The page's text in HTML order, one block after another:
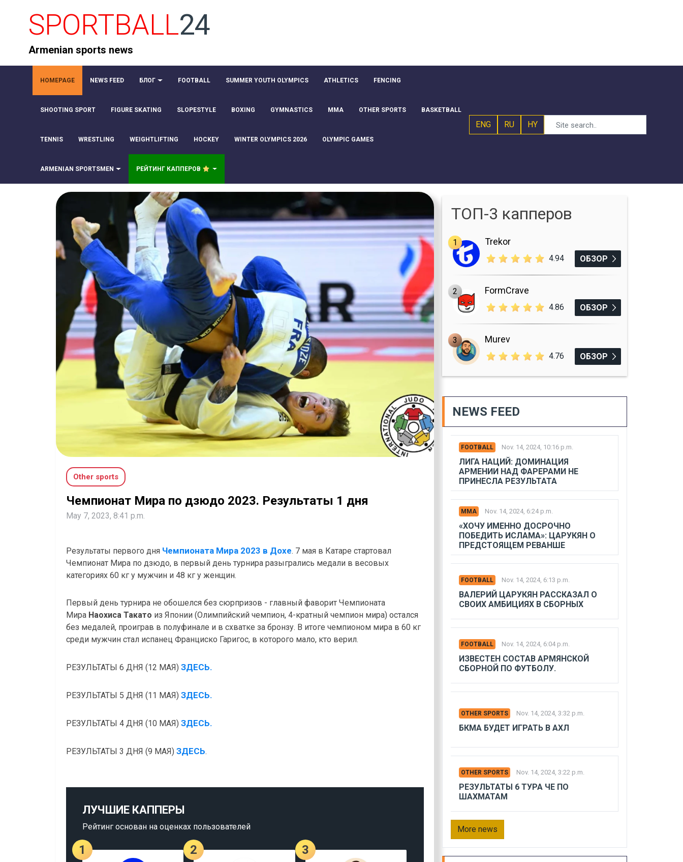
SPORTBALL24
Armenian sports news
HOMEPAGE NEWS FEED БЛОГ FOOTBALL SUMMER YOUTH OLYMPICS ATHLETICS FENCING
SHOOTING SPORT FIGURE SKATING SLOPESTYLE BOXING GYMNASTICS MMA OTHER SPORTS BASKETBALL
TENNIS WRESTLING WEIGHTLIFTING HOCKEY WINTER OLYMPICS 2026 OLYMPIC GAMES
ARMENIAN SPORTSMEN РЕЙТИНГ КАППЕРОВ
ENG RU HY
Other sports
Чемпионат Мира по дзюдо 2023. Результаты 1 дня
May 7, 2023, 8:41 p.m.
Результаты первого дня Чемпионата Мира 2023 в Дохе. 7 мая в Катаре стартовал
Чемпионат Мира по дзюдо, в первый день турнира разыгрались медали в весовых
категориях 60 кг у мужчин и 48 кг у женщин.
Первый день турнира не обошелся без сюрпризов - главный фаворит Чемпионата
Мира Наохиса Такато из Японии (Олимпийский чемпион, 4-кратный чемпион мира) остался
без медалей, проиграв в полуфинале и в схватке за бронзу. В итоге чемпионом мира в 60 кг
среди мужчин стал испанец Франциско Гаригос, в которого мало, кто верил.
РЕЗУЛЬТАТЫ 6 ДНЯ (12 МАЯ) ЗДЕСЬ.
РЕЗУЛЬТАТЫ 5 ДНЯ (11 МАЯ) ЗДЕСЬ.
РЕЗУЛЬТАТЫ 4 ДНЯ (10 МАЯ) ЗДЕСЬ.
РЕЗУЛЬТАТЫ 3 ДНЯ (9 МАЯ) ЗДЕСЬ.
ЛУЧШИЕ КАППЕРЫ
Рейтинг основан на оценках пользователей
1 2 3
ТОП-3 капперов
1 Trekor
4.94 ОБЗОР
2 FormCrave
4.86 ОБЗОР
3 Murev
4.76 ОБЗОР
NEWS FEED
FOOTBALL Nov. 14, 2024, 10:16 p.m.
ЛИГА НАЦИЙ: ДОМИНАЦИЯ
АРМЕНИИ НАД ФАРЕРАМИ НЕ
ПРИНЕСЛА РЕЗУЛЬТАТА
MMA Nov. 14, 2024, 6:24 p.m.
«ХОЧУ ИМЕННО ДОСРОЧНО
ПОБЕДИТЬ ИСЛАМА»: ЦАРУКЯН О
ПРЕДСТОЯЩЕМ РЕВАНШЕ
FOOTBALL Nov. 14, 2024, 6:13 p.m.
ВАЛЕРИЙ ЦАРУКЯН РАССКАЗАЛ О
СВОИХ АМБИЦИЯХ В СБОРНЫХ
FOOTBALL Nov. 14, 2024, 6:04 p.m.
ИЗВЕСТЕН СОСТАВ АРМЯНСКОЙ
СБОРНОЙ ПО ФУТБОЛУ.
OTHER SPORTS Nov. 14, 2024, 3:32 p.m.
БКМА БУДЕТ ИГРАТЬ В АХЛ
OTHER SPORTS Nov. 14, 2024, 3:22 p.m.
РЕЗУЛЬТАТЫ 6 ТУРА ЧЕ ПО
ШАХМАТАМ
More news